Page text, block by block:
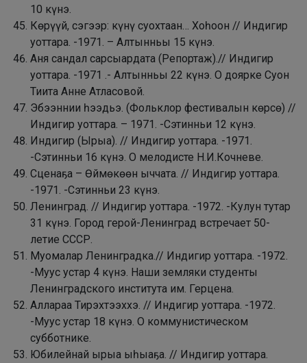
10 күнэ.
Көрүүй, сэгээр: күнү суохтаан… Хоһоон // Индигир
уоттара. -1971. – Алтынньы 15 күнэ.
Аня сандал сарсыардата (Репортаж).// Индигир
уоттара. -1971 .- Алтынньы 22 күнэ. О доярке Суон
Тиита Анне Атласовой.
Эбээннии һээдьэ. (Фольклор фестивалын көрсө) //
Индигир уоттара. – 1971. -Сэтинньи 12 күнэ.
Индигир (Ырыа). // Индигир уоттара. -1971.
-Сэтинньи 16 күнэ. О мелодисте Н.И.Кочневе.
Сценаҕа – Өймөкөөн ыччата. // Индигир уоттара.
-1971. -Сэтинньи 23 күнэ.
Ленинград. // Индигир уоттара. -1972. -Кулун тутар
31 күнэ. Город герой-Ленинград встречает 50-
летие СССР.
Муомалар Ленинградка.// Индигир уоттара. -1972.
-Муус устар 4 күнэ. Наши земляки студенты
Ленинградского института им. Герцена.
Аллараа Тирэхтээххэ. // Индигир уоттара. -1972.
-Муус устар 18 күнэ. О коммунистическом
субботнике.
Юбилейнай ырыа ыһыаҕа. // Индигир уоттара.